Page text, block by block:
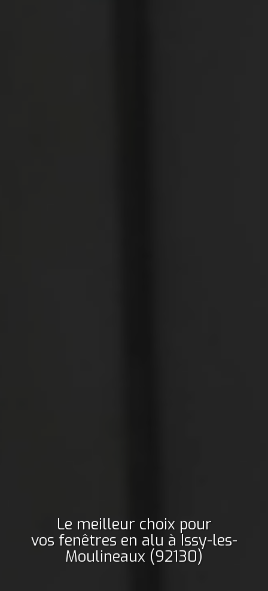
Le meilleur choix pour
vos fenêtres en alu à Issy-les-
Moulineaux (92130)